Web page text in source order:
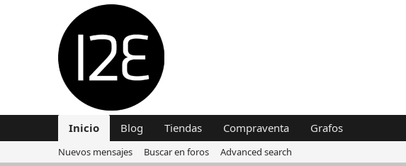
Inicio Blog Tiendas Compraventa Grafos
Nuevos mensajes Buscar en foros Advanced search